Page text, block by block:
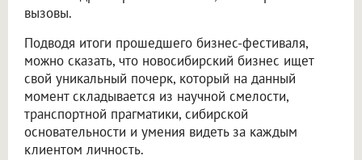
вызовы.
Подводя итоги прошедшего бизнес-фестиваля,
можно сказать, что новосибирский бизнес ищет
свой уникальный почерк, который на данный
момент складывается из научной смелости,
транспортной прагматики, сибирской
основательности и умения видеть за каждым
клиентом личность.